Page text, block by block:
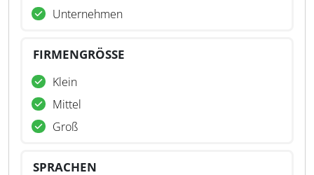
Unternehmen
FIRMENGRÖSSE
Klein
Mittel
Groß
SPRACHEN